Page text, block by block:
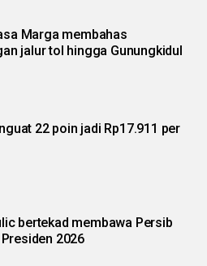
Marga membahas
jalur tol hingga Gunungkidul
22 poin jadi Rp17.911 per
bertekad membawa Persib
2026